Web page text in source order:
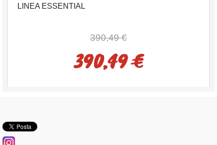
LINEA ESSENTIAL
390,49 €
390,49 €